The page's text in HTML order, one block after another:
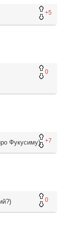
+5
0
+7
Фукусиму)
0